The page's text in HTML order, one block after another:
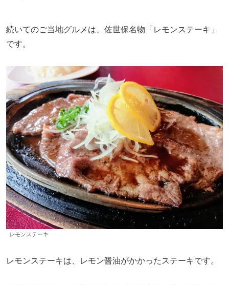
続いてのご当地グルメは、佐世保名物「レモンステーキ」
です。
レモンステーキ
レモンステーキは、レモン醤油がかかったステーキです。